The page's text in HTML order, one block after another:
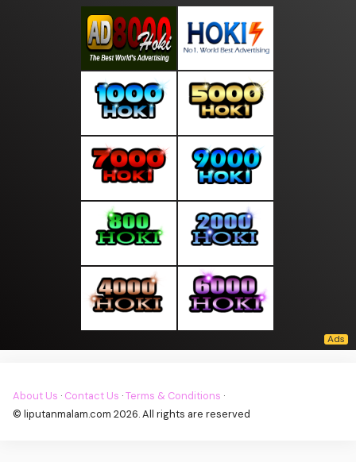
About Us · Contact Us ·Terms & Conditions ·
© liputanmalam.com 2026. All rights are reserved